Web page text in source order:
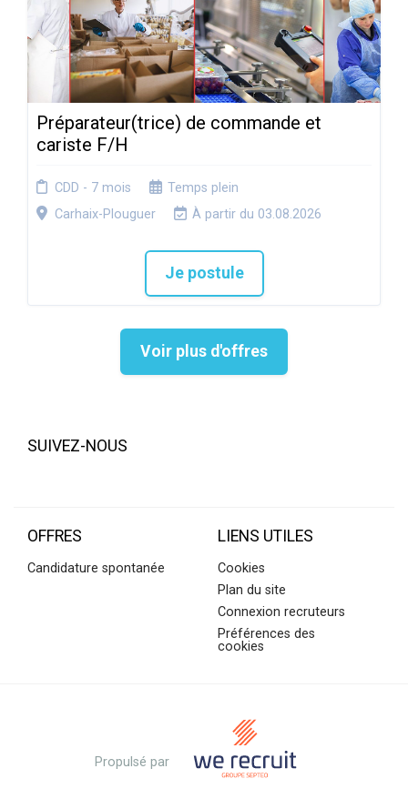
Préparateur(trice) de commande et
cariste F/H
CDD - 7 mois
Temps plein
Carhaix-Plouguer
À partir du 03.08.2026
Je postule
Voir plus d'offres
SUIVEZ-NOUS
OFFRES
Candidature spontanée
LIENS UTILES
Cookies
Plan du site
Connexion recruteurs
Préférences des
cookies
Propulsé par